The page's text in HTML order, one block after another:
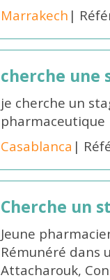
Marrakech |
cherche une
je cherche un
pharmaceutique
Casablanca |
Cherche un
Jeune
Rémunéré dans
Attacharouk,